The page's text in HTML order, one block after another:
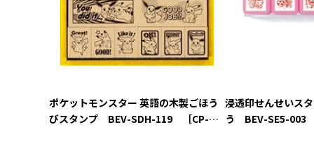
ポケットモンスター 英語の木製ごほう
びスタンプ BEV-SDH-119 ［CP-
浸透印せんせいス
う BEV-SE5-003